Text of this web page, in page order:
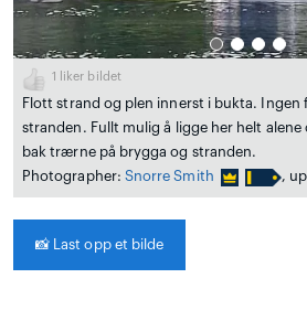
1 liker bildet
Flott strand og plen innerst i bukta.
stranden. Fullt mulig å ligge her helt alene
bak trærne på brygga og stranden.
Photographer: Snorre Smith ,
📸 Last opp et bilde